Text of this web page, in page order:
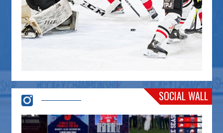
SOCIAL WALL